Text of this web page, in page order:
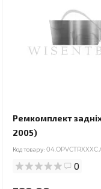
Ремкомплект
2005)
Код товару:
0